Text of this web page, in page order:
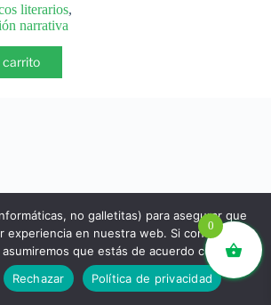
literarios,
narrativa
carrito
Barcelona para el mundo 💚 |
|Política de Privacidad
0
no galletitas) para asegurar que
experiencia en nuestra web. Si continúas
que estás de acuerdo con ello.
Rechazar Política de privacidad